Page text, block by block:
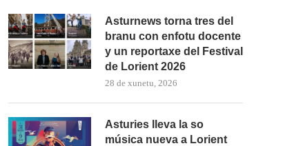
Asturnews torna tres del
branu con enfotu docente
y un reportaxe del Festival
de Lorient 2026
28 de xunetu, 2026
Asturies lleva la so
música nueva a Lorient